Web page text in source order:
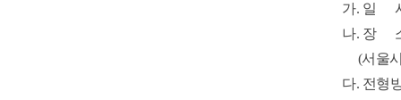
가. 일 시
나. 장
(서울시
다. 전형